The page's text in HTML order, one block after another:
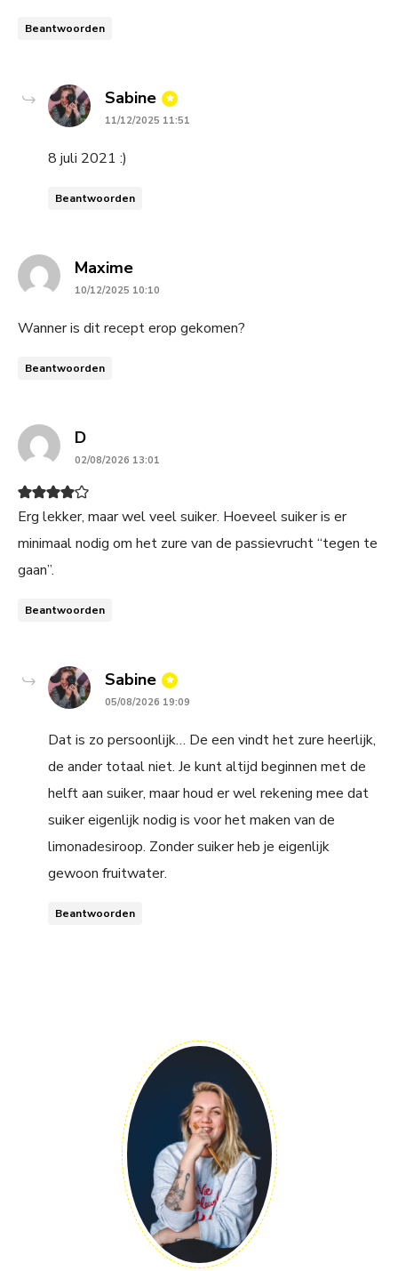
Beantwoorden
Sabine says:
11/12/2025 11:51
8 juli 2021 :)
Beantwoorden
Maximesays:
10/12/2025 10:10
Wanner is dit recept erop gekomen?
Beantwoorden
Dsays:
02/08/2026 13:01
Erg lekker, maar wel veel suiker. Hoeveel suiker is er
minimaal nodig om het zure van de passievrucht “tegen te
gaan”.
Beantwoorden
Sabine says:
05/08/2026 19:09
Dat is zo persoonlijk… De een vindt het zure heerlijk,
de ander totaal niet. Je kunt altijd beginnen met de
helft aan suiker, maar houd er wel rekening mee dat
suiker eigenlijk nodig is voor het maken van de
limonadesiroop. Zonder suiker heb je eigenlijk
gewoon fruitwater.
Beantwoorden